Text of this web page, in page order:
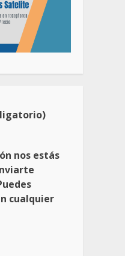
nos estás
cualquier